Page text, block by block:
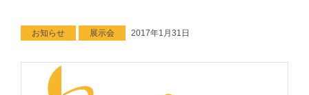
お知らせ 展示会 2017年1月31日